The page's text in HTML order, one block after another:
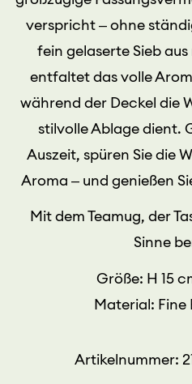
verspricht – ohne
fein gelaserte Sieb
entfaltet das volle
während der Deckel die
stilvolle Ablage dient.
Auszeit, spüren Sie die
Aroma – und genießen
Mit dem Teamug, der
Sinne
Größe: H 15
Material: Fine
Artikelnummer: